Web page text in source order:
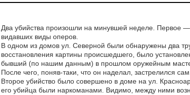
Два убийства произошли на минувшей неделе. Первое
видавших виды оперов.
В одном из домов ул. Северной были обнаружены два
восстановления картины происшедшего, было
бывший (по нашим данным) в прошлом оружейным
После чего, поняв-таки, что он наделал, застрелился
Второе убийство было совершено в доме на ул.
его убийца были наркоманами. Видимо, между ними